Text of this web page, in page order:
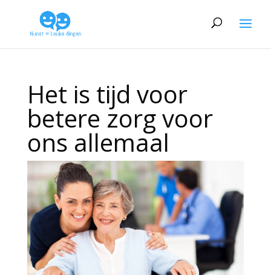
Het is tijd voor
betere zorg voor
ons allemaal